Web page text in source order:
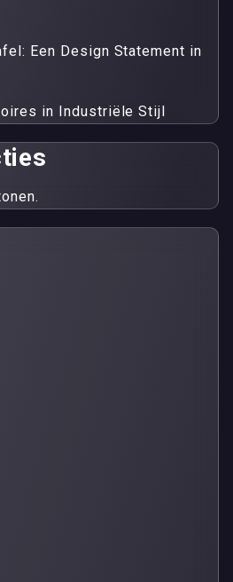
Een Design Statement in
in Industriële Stijl